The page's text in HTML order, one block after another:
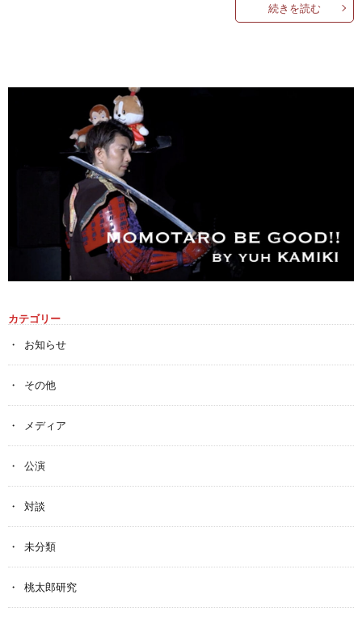
続きを読む
カテゴリー
お知らせ
その他
メディア
公演
対談
未分類
桃太郎研究